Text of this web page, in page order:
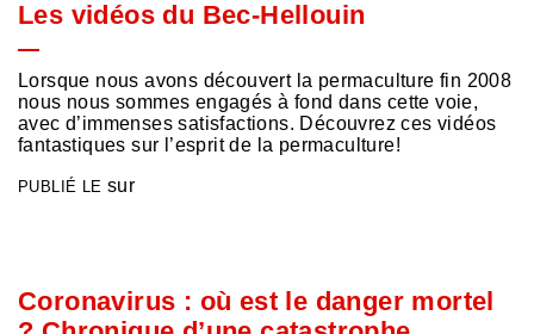
Les vidéos du Bec-Hellouin
Lorsque nous avons découvert la permaculture fin 2008
nous nous sommes engagés à fond dans cette voie,
avec d’immenses satisfactions. Découvrez ces vidéos
fantastiques sur l’esprit de la permaculture!
PUBLIÉ LE sur
Coronavirus : où est le danger mortel